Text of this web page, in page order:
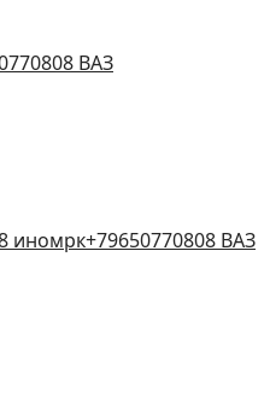
ВАЗ
иномрк+79650770808 ВАЗ